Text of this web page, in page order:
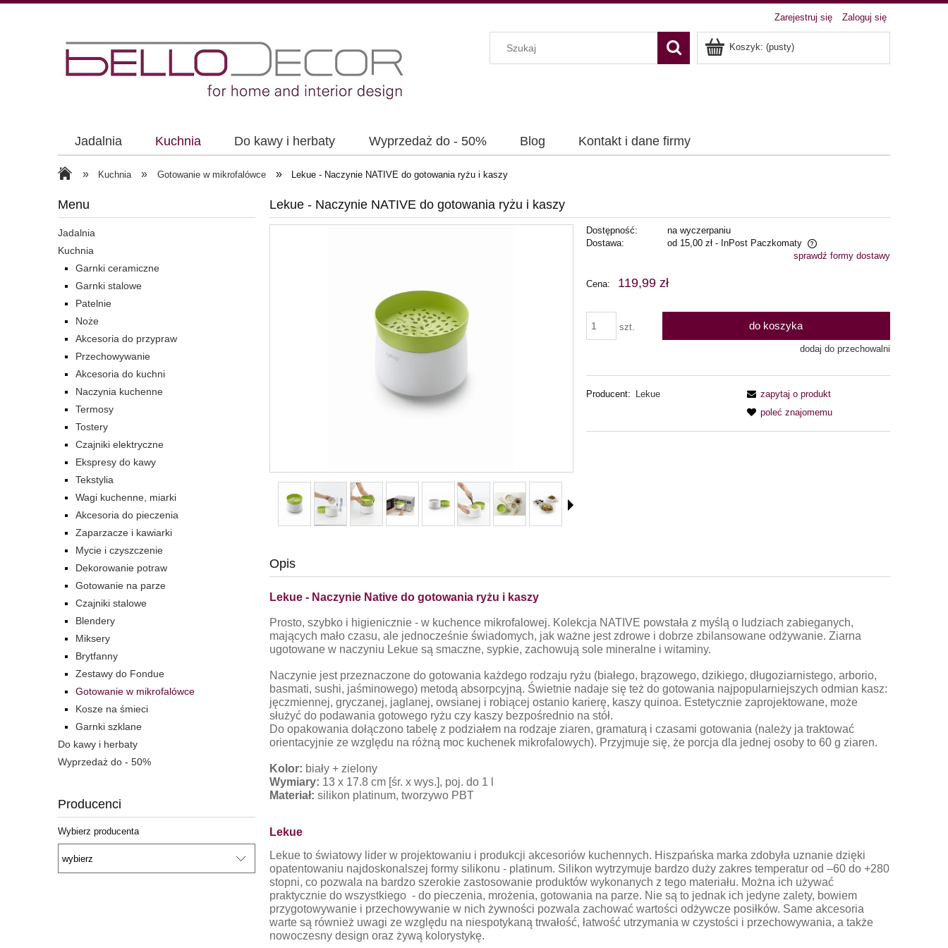
Zarejestruj się Zaloguj się
Koszyk: (pusty)
Jadalnia Kuchnia Do kawy i herbaty Wyprzedaż do - 50% Blog Kontakt i dane firmy
» Kuchnia » Gotowanie w mikrofalówce » Lekue - Naczynie NATIVE do gotowania ryżu i kaszy
Menu
Jadalnia
Kuchnia
Garnki ceramiczne
Garnki stalowe
Patelnie
Noże
Akcesoria do przypraw
Przechowywanie
Akcesoria do kuchni
Naczynia kuchenne
Termosy
Tostery
Czajniki elektryczne
Ekspresy do kawy
Tekstylia
Wagi kuchenne, miarki
Akcesoria do pieczenia
Zaparzacze i kawiarki
Mycie i czyszczenie
Dekorowanie potraw
Gotowanie na parze
Czajniki stalowe
Blendery
Miksery
Brytfanny
Zestawy do Fondue
Gotowanie w mikrofalówce
Kosze na śmieci
Garnki szklane
Do kawy i herbaty
Wyprzedaż do - 50%
Producenci
Wybierz producenta
Lekue - Naczynie NATIVE do gotowania ryżu i kaszy
Dostępność:
na wyczerpaniu
Dostawa:
od 15,00 zł - InPost Paczkomaty
płatności
sprawdź formy dostawy
Cena: 119,99 zł
szt. do koszyka
dodaj do przechowalni
Producent: Lekue
zapytaj o produkt
poleć znajomemu
Opis
Lekue - Naczynie Native do gotowania ryżu i kaszy
Prosto, szybko i higienicznie - w kuchence mikrofalowej. Kolekcja NATIVE powstała z myślą o ludziach zabieganych,
mających mało czasu, ale jednocześnie świadomych, jak ważne jest zdrowe i dobrze zbilansowane odżywanie. Ziarna
ugotowane w naczyniu Lekue są smaczne, sypkie, zachowują sole mineralne i witaminy.
Naczynie jest przeznaczone do gotowania każdego rodzaju ryżu (białego, brązowego, dzikiego, długoziarnistego, arborio,
basmati, sushi, jaśminowego) metodą absorpcyjną. Świetnie nadaje się też do gotowania najpopularniejszych odmian kasz:
jęczmiennej, gryczanej, jaglanej, owsianej i robiącej ostanio karierę, kaszy quinoa. Estetycznie zaprojektowane, może
służyć do podawania gotowego ryżu czy kaszy bezpośrednio na stół.
Do opakowania dołączono tabelę z podziałem na rodzaje ziaren, gramaturą i czasami gotowania (należy ja traktować
orientacyjnie ze względu na różną moc kuchenek mikrofalowych). Przyjmuje się, że porcja dla jednej osoby to 60 g ziaren.
Kolor: biały + zielony
Wymiary: 13 x 17.8 cm [śr. x wys.], poj. do 1 l
Materiał: silikon platinum, tworzywo PBT
Lekue
Lekue to światowy lider w projektowaniu i produkcji akcesoriów kuchennych. Hiszpańska marka zdobyła uznanie dzięki
opatentowaniu najdoskonalszej formy silikonu - platinum. Silikon wytrzymuje bardzo duży zakres temperatur od –60 do +280
stopni, co pozwala na bardzo szerokie zastosowanie produktów wykonanych z tego materiału. Można ich używać
praktycznie do wszystkiego - do pieczenia, mrożenia, gotowania na parze. Nie są to jednak ich jedyne zalety, bowiem
przygotowywanie i przechowywanie w nich żywności pozwala zachować wartości odżywcze posiłków. Same akcesoria
warte są również uwagi ze względu na niespotykaną trwałość, łatwość utrzymania w czystości i przechowywania, a także
nowoczesny design oraz żywą kolorystykę.